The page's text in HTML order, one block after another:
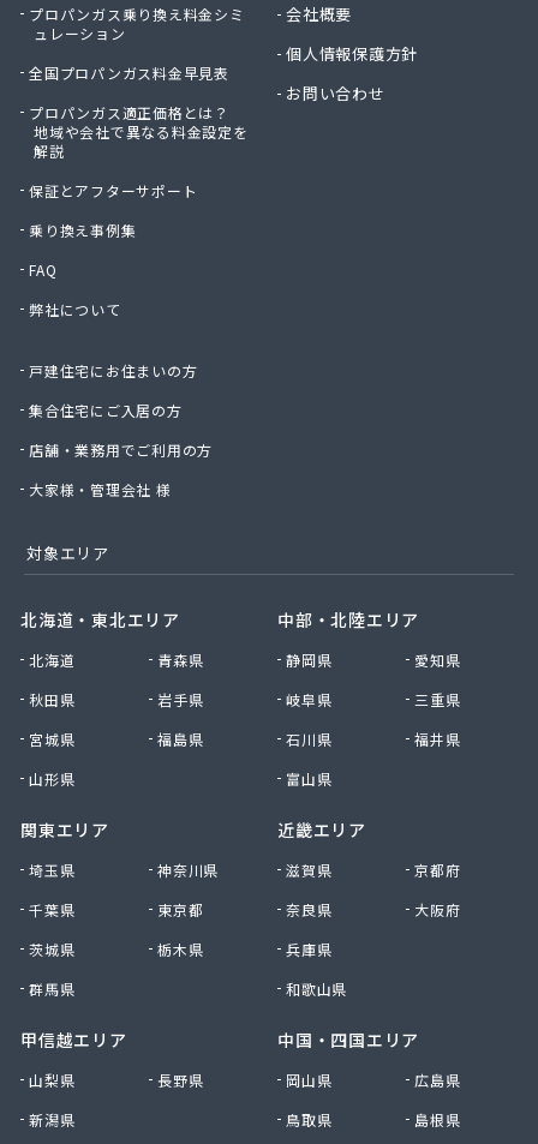
NX商事株式会社 長野支店 長野LPガス販売所
冨士クラスタ株式会社 佐久平営業所
冨士クラスタ株式会社 松本営業所
冨士クラスタ株式会社 長野支店
望月ガス株式会社
北信ガス株式会社 上田営業所
北信ガス株式会社 松本営業所
北信石油ガス株式会社
北村商店
北野プロパン住設
堀川産業株式会社 上田営業所
本久石油株式会社 市場団地給油所
有限会社エネ・サイトウ
有限会社キタジマ
有限会社スミシン
有限会社横嶋商店
有限会社丸共農薬プロパン部
有限会社丸山
有限会社丸二商会
有限会社宮下商店
有限会社犬飼燃料店
有限会社古間ラジオテレビ商会
有限会社佐久プロパン
有限会社佐久燃料
有限会社秋山商店
有限会社小串商店
有限会社小池燃料店
プロパンガス乗り換え料金シミ
ュレーション
全国プロパンガス料金早見表
プロパンガス適正価格とは？
地域や会社で異なる料金設定を
解説
保証とアフターサポート
乗り換え事例集
FAQ
弊社について
戸建住宅にお住まいの方
集合住宅にご入居の方
店舗・業務用でご利用の方
大家様・管理会社 様
会社概要
個人情報保護方針
お問い合わせ
対象エリア
北海道・東北エリア
北海道
青森県
秋田県
岩手県
宮城県
福島県
山形県
関東エリア
埼玉県
神奈川県
千葉県
東京都
茨城県
栃木県
群馬県
甲信越エリア
山梨県
長野県
新潟県
中部・北陸エリア
静岡県
愛知県
岐阜県
三重県
石川県
福井県
富山県
近畿エリア
滋賀県
京都府
奈良県
大阪府
兵庫県
和歌山県
中国・四国エリア
岡山県
広島県
鳥取県
島根県